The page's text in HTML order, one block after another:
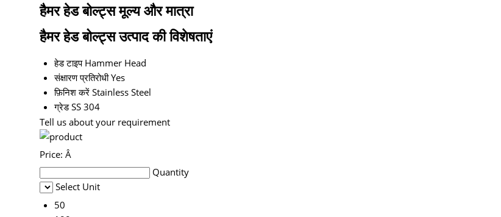
हैमर हेड बोल्ट्स मूल्य और मात्रा
हैमर हेड बोल्ट्स उत्पाद की विशेषताएं
हेड टाइप Hammer Head
संक्षारण प्रतिरोधी Yes
फ़िनिश करें Stainless Steel
ग्रेड SS 304
Tell us about your requirement
Price: Â
Quantity
Select Unit
50